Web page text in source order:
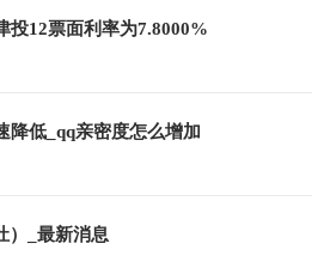
投12票面利率为7.8000%
降低_qq亲密度怎么增加
）_最新消息